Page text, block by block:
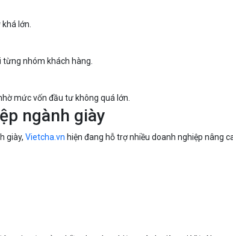
lớn.
nhóm khách hàng.
mức vốn đầu tư không quá lớn.
ngành giày
giày, Vietcha.vn hiện đang hỗ trợ nhiều doanh nghiệp nâng